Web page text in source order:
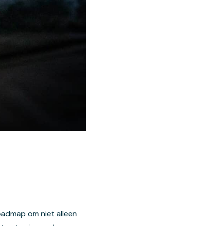
om niet alleen